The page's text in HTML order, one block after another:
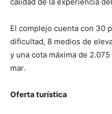
El complejo cuenta con 30
dificultad, 8 medios de
y una cota máxima de
mar.
Oferta turística